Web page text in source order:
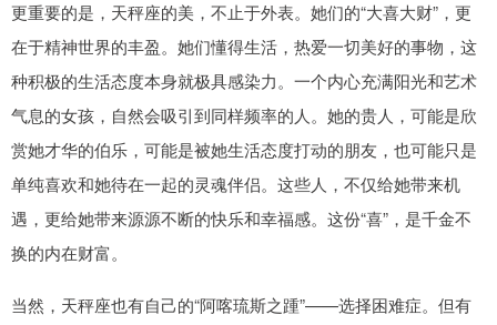
更重要的是，天秤座的美，不止于外表。她们的“大喜大财”，更
在于精神世界的丰盈。她们懂得生活，热爱一切美好的事物，这
种积极的生活态度本身就极具感染力。一个内心充满阳光和艺术
气息的女孩，自然会吸引到同样频率的人。她的贵人，可能是欣
赏她才华的伯乐，可能是被她生活态度打动的朋友，也可能只是
单纯喜欢和她待在一起的灵魂伴侣。这些人，不仅给她带来机
遇，更给她带来源源不断的快乐和幸福感。这份“喜”，是千金不
换的内在财富。
当然，天秤座也有自己的“阿喀琉斯之踵”——选择困难症。但有